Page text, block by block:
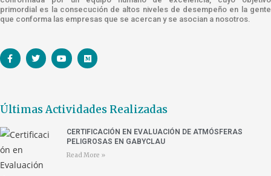
primordial es la consecución de altos niveles de desempeño en la gente
que conforma las empresas que se acercan y se asocian a nosotros.
Últimas Actividades Realizadas
CERTIFICACIÓN EN EVALUACIÓN DE ATMÓSFERAS
PELIGROSAS EN GABYCLAU
Read More »